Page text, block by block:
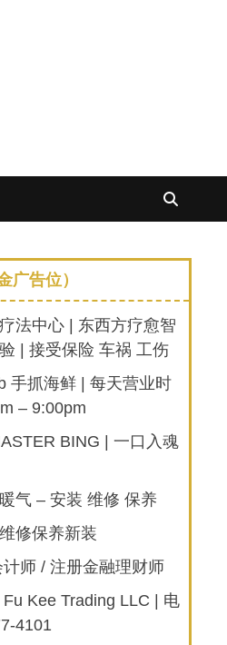
广告位）
法中心 | 东西方疗愈智
| 接受保险 车祸 工伤
手抓海鲜 | 每天营业时
– 9:00pm
BING | 一口入魂
气 – 安装 维修 保养
修保养新装
师 / 注册金融理财师
Kee Trading LLC | 电
4101